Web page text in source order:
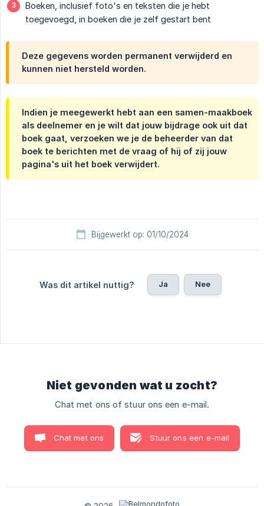
Boeken, inclusief foto's en teksten die je hebt
toegevoegd, in boeken die je zelf gestart bent
Deze gegevens worden permanent verwijderd en
kunnen niet hersteld worden.
Indien je meegewerkt hebt aan een samen-maakboek
als deelnemer en je wilt dat jouw bijdrage ook uit dat
boek gaat, verzoeken we je de beheerder van dat
boek te berichten met de vraag of hij of zij jouw
pagina's uit het boek verwijdert.
Bijgewerkt op: 01/10/2024
Was dit artikel nuttig? Ja Nee
Niet gevonden wat u zocht?
Chat met ons of stuur ons een e-mail.
Chat met ons Stuur ons een e-mail